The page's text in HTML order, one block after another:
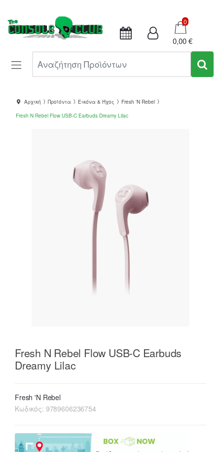
Καλάθι
0
0,00 €
Αρχική Προϊόντα Εικόνα & Ήχος
Fresh 'N Rebel
Fresh N Rebel Flow USB-C Earbuds Dreamy Lilac
Fresh N Rebel Flow USB-C Earbuds
Dreamy Lilac
Fresh 'N Rebel
Κωδικός: 9789606236754